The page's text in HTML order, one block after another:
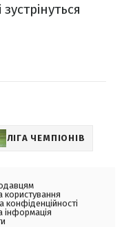
ЛІГА ЧЕМПІОНІВ
користування
конфіденційності
інформація